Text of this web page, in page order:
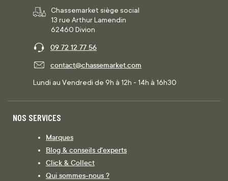
Chassemarket siège social
13 rue Arthur Lamendin
62460 Divion
09 72 12 77 56
contact@chassemarket.com
Lundi au Vendredi de 9h à 12h - 14h à 16h30
NOS SERVICES
Marques
Blog & conseils d'experts
Click & Collect
Qui sommes-nous ?